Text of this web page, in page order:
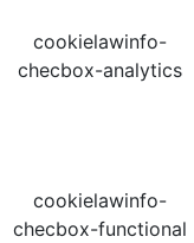
cookielawinfo-
checbox-analytics
cookielawinfo-
checbox-functional